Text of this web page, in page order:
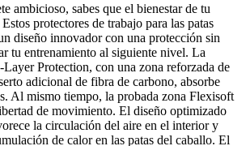
ambicioso, sabes que el bienestar de tu
protectores de trabajo para las patas
diseño innovador con una protección sin
tu entrenamiento al siguiente nivel. La
Protection, con una zona reforzada de
adicional de fibra de carbono, absorbe
Al mismo tiempo, la probada zona Flexisoft
de movimiento. El diseño optimizado
la circulación del aire en el interior y
de calor en las patas del caballo. El